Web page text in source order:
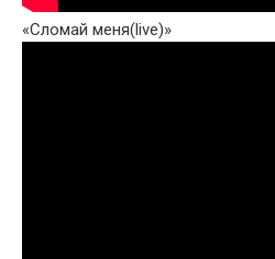
«Сломай меня(live)»